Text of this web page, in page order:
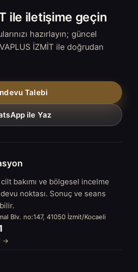
ile iletişime geçin
hazırlayın; güncel
İZMİT ile doğrudan
Talebi
ile Yaz
bakımı ve bölgesel incelme
noktası. Sonuç ve seans
Blv. no:147, 41050 İzmit/Kocaeli
→